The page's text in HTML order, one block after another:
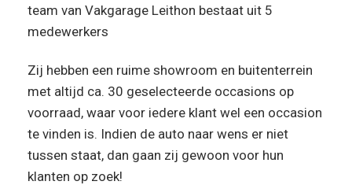
team van Vakgarage Leithon bestaat uit 5
medewerkers
Zij hebben een ruime showroom en buitenterrein
met altijd ca. 30 geselecteerde occasions op
voorraad, waar voor iedere klant wel een occasion
te vinden is. Indien de auto naar wens er niet
tussen staat, dan gaan zij gewoon voor hun
klanten op zoek!